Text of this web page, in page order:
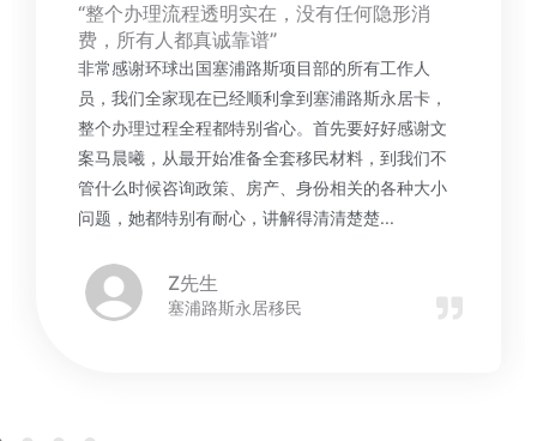
“整个办理流程透明实在，没有任何隐形消
费，所有人都真诚靠谱”
非常感谢环球出国塞浦路斯项目部的所有工作人
员，我们全家现在已经顺利拿到塞浦路斯永居卡，
整个办理过程全程都特别省心。首先要好好感谢文
案马晨曦，从最开始准备全套移民材料，到我们不
管什么时候咨询政策、房产、身份相关的各种大小
问题，她都特别有耐心，讲解得清清楚楚...
Z先生
塞浦路斯永居移民